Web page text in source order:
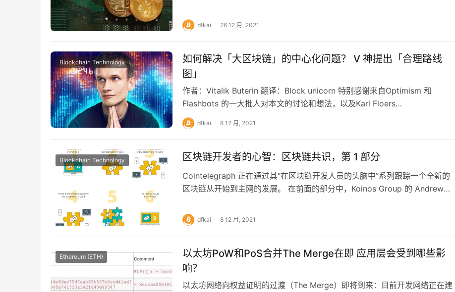
dfkai 26 12 月, 2021
Blockchain Technology
如何解决「大区块链」的中心化问题？ V 神提出「合理路线
图」
作者：Vitalik Buterin 翻译：Block unicorn 特别感谢来自Optimism 和
Flashbots 的一大批人对本文的讨论和想法，以及Karl Floers…
dfkai 8 12 月, 2021
Blockchain Technology 区块链开发者的心智：区块链共识，第 1 部分
Cointelegraph 正在通过其“在区块链开发人员的头脑中”系列跟踪一个全新的
区块链从开始到主网的发展。 在前面的部分中，Koinos Group 的 Andrew
dfkai 8 12 月, 2021
Ethereum (ETH)
以太坊PoW和PoS合并The Merge在即 应用层会受到哪些影
响？
以太坊网络向权益证明的过渡（The Merge）即将到来：目前开发网络正在建